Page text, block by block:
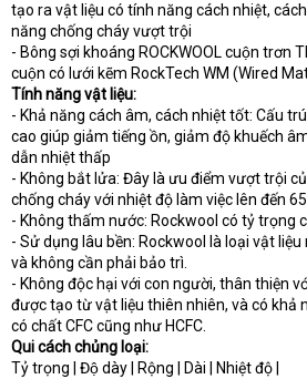
tạo ra vật liệu có tính năng cách nhiệt,
năng chống cháy vượt trội
- Bông sợi khoáng ROCKWOOL cuộn trơn
cuộn có lưới kẽm RockTech WM (Wired
Tính năng vật liệu:
- Khả năng cách âm, cách nhiệt tốt: Cấu
cao giúp giảm tiếng ồn, giảm độ khuếch
dẫn nhiệt thấp
- Không bắt lửa: Đây là ưu điểm vượt trội
chống cháy với nhiệt độ làm việc lên đến
- Không thấm nước: Rockwool có tỷ trọng
- Sử dụng lâu bền: Rockwool là loại vật
và không cần phải bảo trì.
- Không độc hại với con người, thân thiện
được tạo từ vật liệu thiên nhiên, và có khả
có chất CFC cũng như HCFC.
Qui cách chủng loại:
Tỷ trọng | Độ dày | Rộng | Dài | Nhiệt độ |